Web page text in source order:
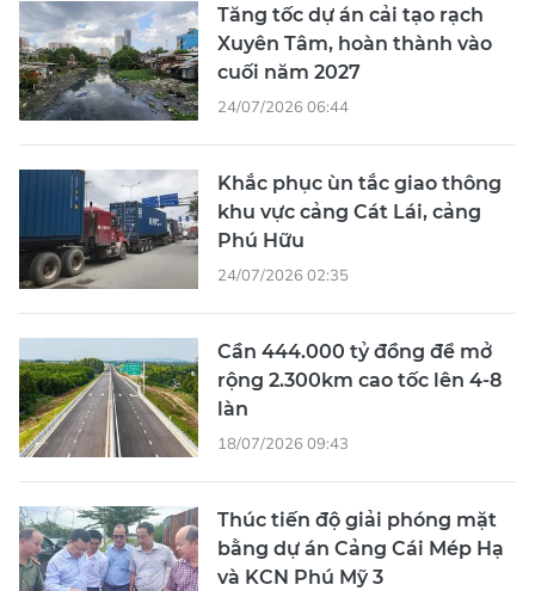
Tăng tốc dự án cải tạo rạch
Xuyên Tâm, hoàn thành vào
cuối năm 2027
24/07/2026 06:44
Khắc phục ùn tắc giao thông
khu vực cảng Cát Lái, cảng
Phú Hữu
24/07/2026 02:35
Cần 444.000 tỷ đồng để mở
rộng 2.300km cao tốc lên 4-8
làn
18/07/2026 09:43
Thúc tiến độ giải phóng mặt
bằng dự án Cảng Cái Mép Hạ
và KCN Phú Mỹ 3